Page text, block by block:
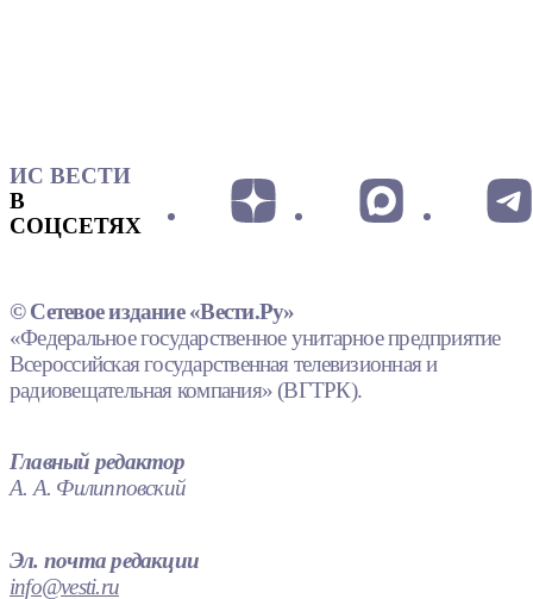
ИС ВЕСТИ
В
СОЦСЕТЯХ
© Сетевое издание «Вести.Ру»
«Федеральное государственное унитарное предприятие
Всероссийская государственная телевизионная и
радиовещательная компания» (ВГТРК).
Главный редактор
А. А. Филипповский
Эл. почта редакции
info@vesti.ru